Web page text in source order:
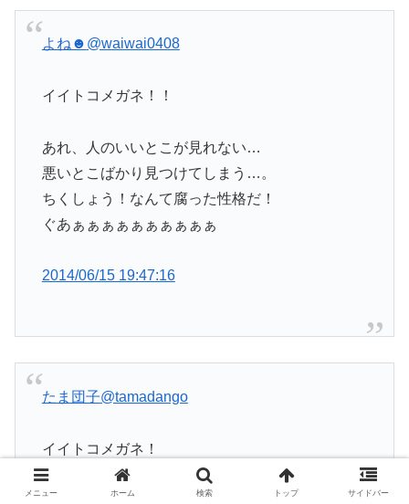
よね☻ @waiwai0408
イイトコメガネ！！
あれ、人のいいとこが見れない…
悪いとこばかり見つけてしまう…。
ちくしょう！なんて腐った性格だ！
ぐあぁぁぁぁぁぁぁぁぁぁ
2014/06/15 19:47:16
たま団子@tamadango
イイトコメガネ！
2014/06/15 19:48:32
メニュー ホーム 検索 トップ サイドバー